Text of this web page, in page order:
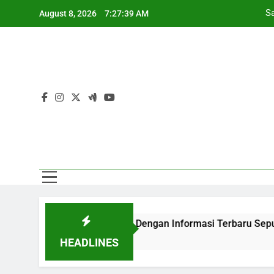
August 8, 2026 7:27:40 AM
HEADLINES
Jalalive Dengan Informasi Terbaru Seputar Duel